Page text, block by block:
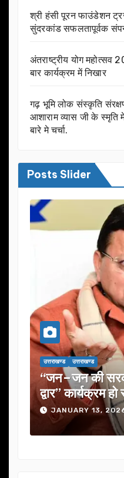
श्री हंसी पूरन फाउंडेशन
सुंदरकांड सफलतापूर्वक
अंतराष्ट्रीय योग
बार कार्यक्रम में निखार
गढ़ भूमि लोक संस्कृति
आशाराम व्यास जी के स्मृति
बारे मे चर्चा.
Posts Slider
उत्तराखण्ड
“जन–जन की
द्वार” कार्यक्रम हो रहा
JANUARY 13, 2026